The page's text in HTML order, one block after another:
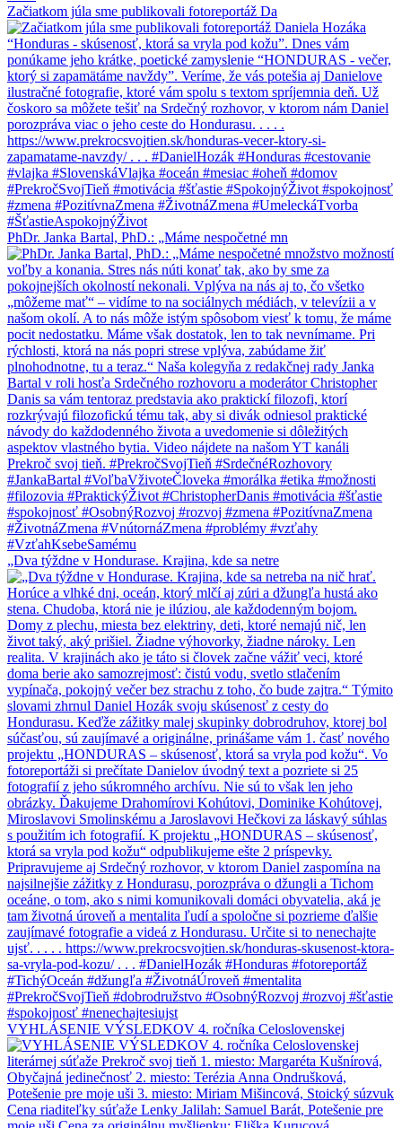
Začiatkom júla sme publikovali fotoreportáž Da
PhDr. Janka Bartal, PhD.: „Máme nespočetné mn
„Dva týždne v Hondurase. Krajina, kde sa netre
VYHLÁSENIE VÝSLEDKOV 4. ročníka Celoslovenskej